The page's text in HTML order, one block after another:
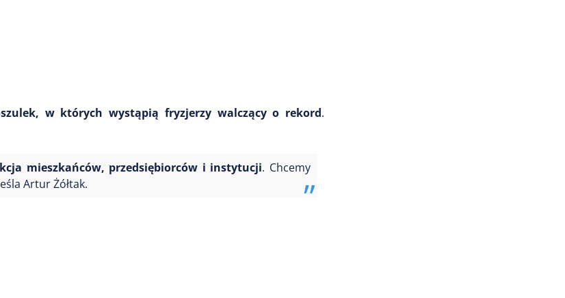
w których wystąpią fryzjerzy walczący o rekord.
mieszkańców, przedsiębiorców i instytucji. Chcemy
Artur Żółtak.